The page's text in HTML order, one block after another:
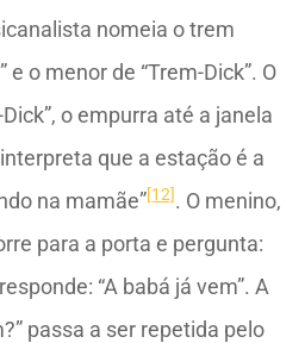
nomeia o trem
e o menor de “Trem-Dick”. O
o empurra até a janela
que a estação é a
na mamãe”[12]. O menino,
para a porta e pergunta:
“A babá já vem”. A
passa a ser repetida pelo